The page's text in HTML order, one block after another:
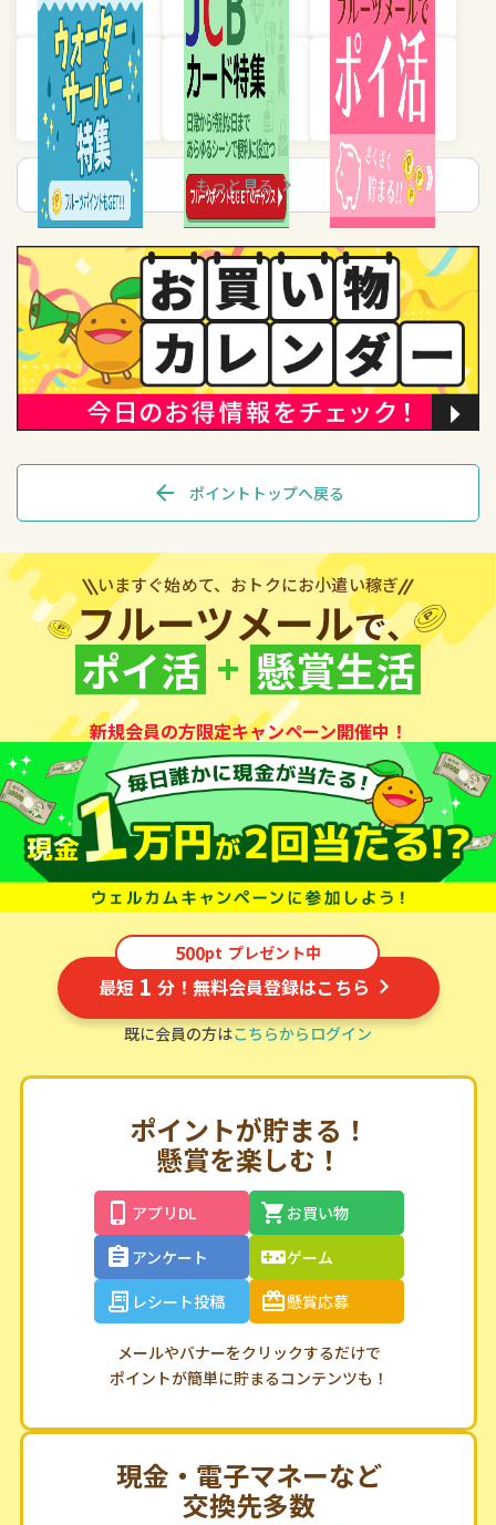
もっと見るchevron_right
arrow_back ポイントトップへ戻る
いますぐ始めて、おトクにお小遣い稼ぎ
フルーツメールで、
ポイ活 + 懸賞生活
新規会員の方限定キャンペーン開催中！
500pt プレゼント中
最短 1 分！無料会員登録はこちら
既に会員の方はこちらからログイン
ポイントが貯まる！
懸賞を楽しむ！
アプリDL
お買い物
アンケート
ゲーム
レシート投稿
懸賞応募
メールやバナーをクリックするだけで
ポイントが簡単に貯まるコンテンツも！
現金・電子マネーなど
交換先多数